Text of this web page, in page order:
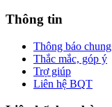
Thông tin
Thông báo chung
Thắc mắc, góp ý
Trợ giúp
Liên hệ BQT